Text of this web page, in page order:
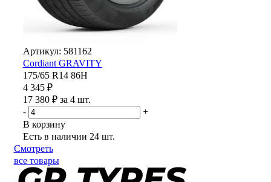
Артикул: 581162
Cordiant GRAVITY
175/65 R14 86H
4 345 ₽
17 380 ₽ за 4 шт.
-
+
В корзину
Есть в наличии 24 шт.
Смотреть
все товары